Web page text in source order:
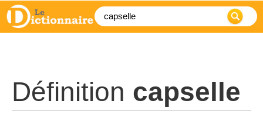
Définition capselle